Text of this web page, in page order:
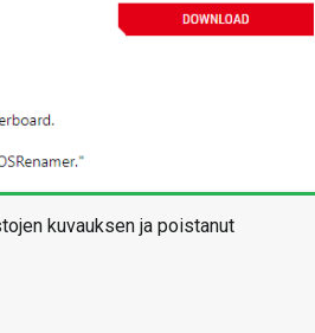
kuvauksen ja poistanut